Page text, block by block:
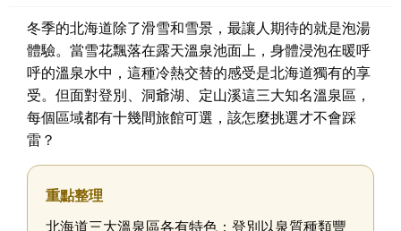
冬季的北海道除了滑雪和雪景，最讓人期待的就是泡湯
體驗。當雪花飄落在露天溫泉池面上，身體浸泡在暖呼
呼的溫泉水中，這種冷熱交替的感受是北海道獨有的享
受。但面對登別、洞爺湖、定山溪這三大知名溫泉區，
每個區域都有十幾間旅館可選，該怎麼挑選才不會踩
雷？
重點整理
北海道三大溫泉區各有特色：登別以泉質種類豐